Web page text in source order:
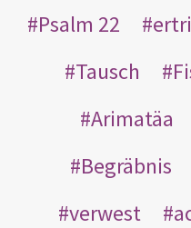
Psalm 22
Tausch
Arimatäa
Begräbnis
verwest